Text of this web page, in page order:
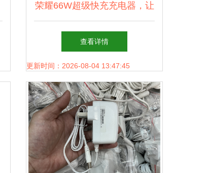
荣耀66W超级快充充电器，让
充电更放心
查看详情
更新时间：2026-08-04 13:47:45